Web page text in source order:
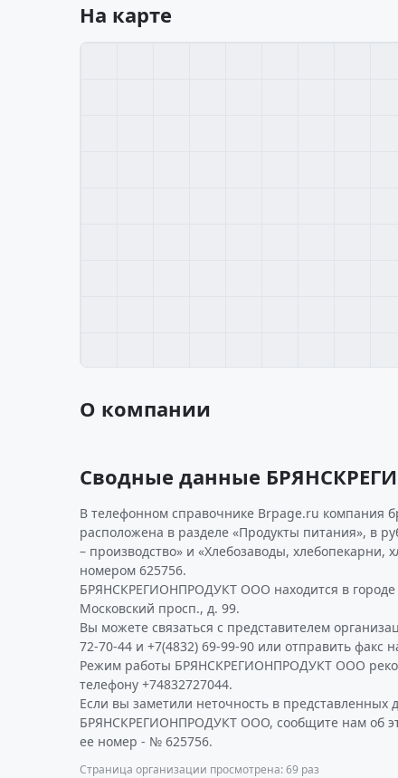
На карте
О компании
Сводные данные
В телефонном справочнике Brpage.ru компания
расположена в разделе «Продукты питания», в
– производство» и «Хлебозаводы, хлебопекарни,
номером 625756.
БРЯНСКРЕГИОНПРОДУКТ ООО находится в городе
Московский просп., д. 99.
Вы можете связаться с представителем
72-70-44 и +7(4832) 69-99-90 или отправить факс
Режим работы БРЯНСКРЕГИОНПРОДУКТ ООО
телефону +74832727044.
Если вы заметили неточность в представленных
БРЯНСКРЕГИОНПРОДУКТ ООО, сообщите нам об
ее номер - № 625756.
Страница организации просмотрена: 69 раз